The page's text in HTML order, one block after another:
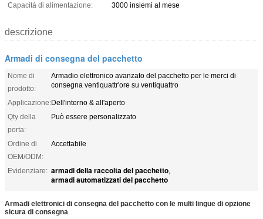
Capacità di alimentazione:
3000 insiemi al mese
descrizione
Armadi di consegna del pacchetto
Nome di
prodotto:
Armadio elettronico avanzato del pacchetto per le merci di
consegna ventiquattr'ore su ventiquattro
Applicazione:Dell'interno & all'aperto
Qty della
porta:
Può essere personalizzato
Ordine di
OEM/ODM:
Accettabile
Evidenziare: armadi della raccolta del pacchetto,
armadi automatizzati del pacchetto
Armadi elettronici di consegna del pacchetto con le multi lingue di opzione
sicura di consegna